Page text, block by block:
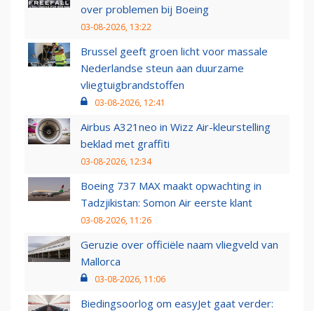
over problemen bij Boeing
03-08-2026, 13:22
Brussel geeft groen licht voor massale
Nederlandse steun aan duurzame
vliegtuigbrandstoffen
03-08-2026, 12:41
Airbus A321neo in Wizz Air-kleurstelling
beklad met graffiti
03-08-2026, 12:34
Boeing 737 MAX maakt opwachting in
Tadzjikistan: Somon Air eerste klant
03-08-2026, 11:26
Geruzie over officiële naam vliegveld van
Mallorca
03-08-2026, 11:06
Biedingsoorlog om easyJet gaat verder: